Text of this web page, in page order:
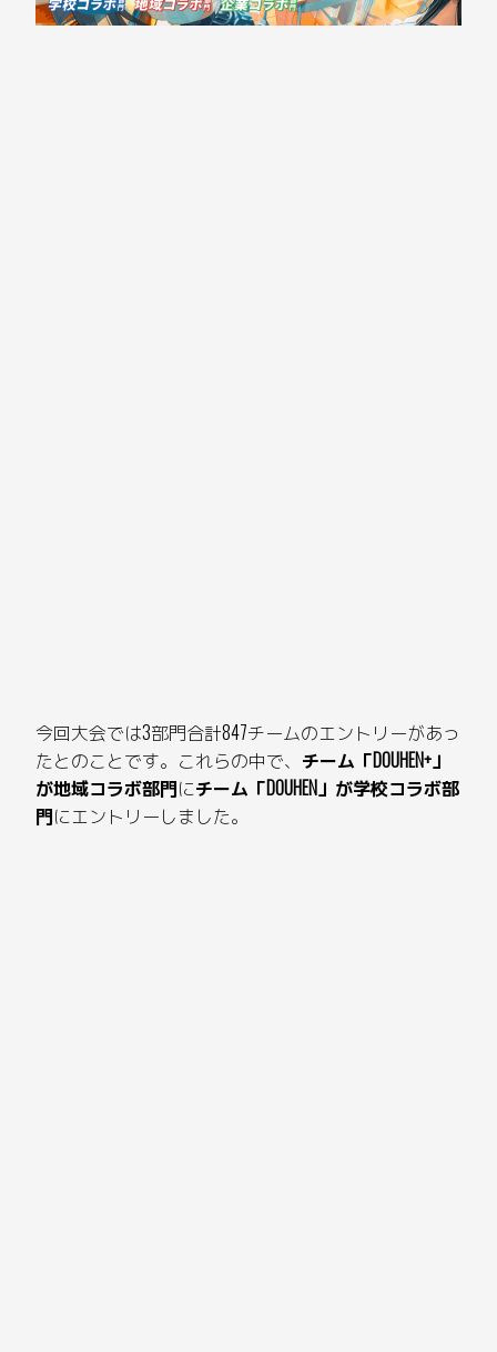
今回大会では3部門合計847チームのエントリーがあっ
たとのことです。これらの中で、 チーム「DOUHEN+」
が地域コラボ部門にチーム「DOUHEN」が学校コラボ部
門にエントリーしました。